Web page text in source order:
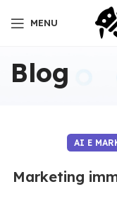
MENU
Blog
AI E
Marketing